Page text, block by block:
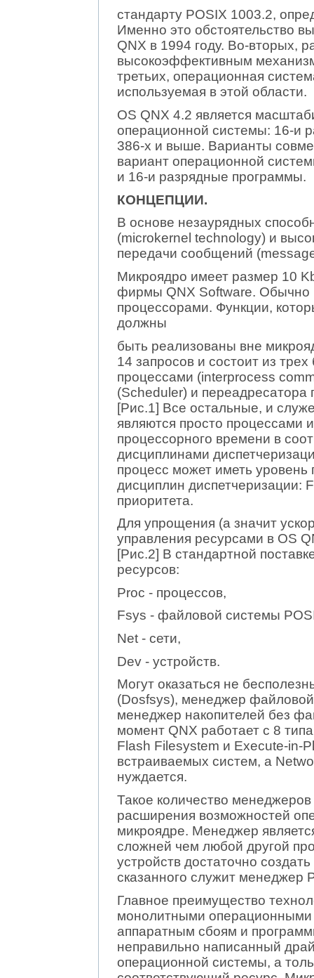
стандарту POSIX 1003.2,
Именно это обстоятельство
QNX в 1994 году. Во-вторых,
высокоэффективным
третьих, операционная
используемая в этой области.
OS QNX 4.2 является
операционной системы: 16-и
386-х и выше. Варианты
вариант операционной
и 16-и разрядные программы.
КОНЦЕПЦИИ.
В основе незаурядных
(microkernel technology) и
передачи сообщений
Микроядро имеет размер 10
фирмы QNX Software. Обычно
процессорами. Функции,
должны
быть реализованы вне
14 запросов и состоит из
процессами (interprocess
(Scheduler) и
[Рис.1] Все остальные, и
являются просто процессами
процессорного времени в
дисциплинами
процесс может иметь уровень
дисциплин диспетчеризации:
приоритета.
Для упрощения (а значит
управления ресурсами в OS
[Рис.2] В стандартной
ресурсов:
Proc - процессов,
Fsys - файловой системы
Net - сети,
Dev - устройств.
Могут оказаться не
(Dosfsys), менеджер
менеджер накопителей без
момент QNX работает с 8
Flash Filesystem и Execute-in-
встраиваемых систем, а
нуждается.
Такое количество
расширения возможностей
микроядре. Менеджер
сложней чем любой другой
устройств достаточно
сказанного служит менеджер
Главное преимущество
монолитными операционными
аппаратным сбоям и
неправильно написанный
операционной системы, а